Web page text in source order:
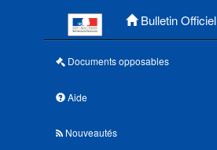
Bulletin Officiel
Documents opposables
Aide
Nouveautés